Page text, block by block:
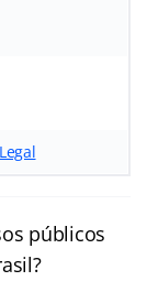
públicos